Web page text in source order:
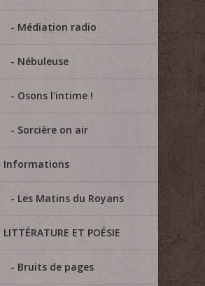
Médiation radio
Nébuleuse
Osons l'intime !
Sorcière on air
Informations
Les Matins du Royans
LITTÉRATURE ET POÉSIE
Bruits de pages